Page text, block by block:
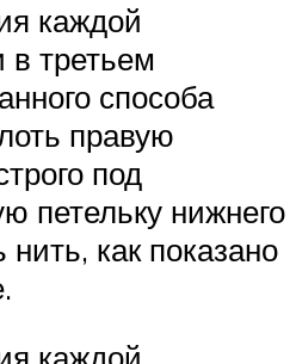
каждой
в третьем
способа
правую
под
петельку нижнего
как показано